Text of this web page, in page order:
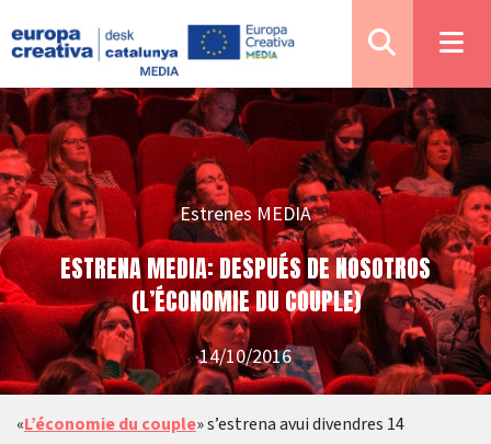
Estrenes MEDIA
ESTRENA MEDIA: DESPUÉS DE NOSOTROS
(L’ÉCONOMIE DU COUPLE)
14/10/2016
«L’économie du couple» s’estrena avui divendres 14